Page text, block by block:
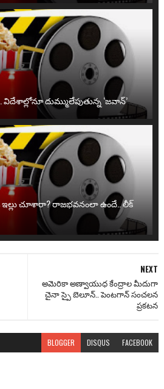
విదేశాల్లోనూ దుమ్ములేపుతున్న ‘జవాన్’
గాడి ఇల్లు చూశారా? రాజభవనంలా ఉందే.. లీక్
NEXT
అమెరికా అణ్వాయుధ కేంద్రాల మీదుగా
చైనా స్పై బెలూన్.. పెంటగాన్ సంచలన
ప్రకటన
BLOGGER DISQUS FACEBOOK